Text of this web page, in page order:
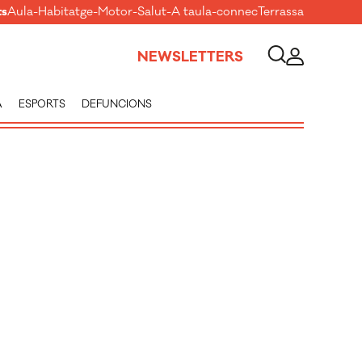
Aula-Habitatge-Motor-Salut-A taula-connecTerrassa
NEWSLETTERS
ESPORTS DEFUNCIONS